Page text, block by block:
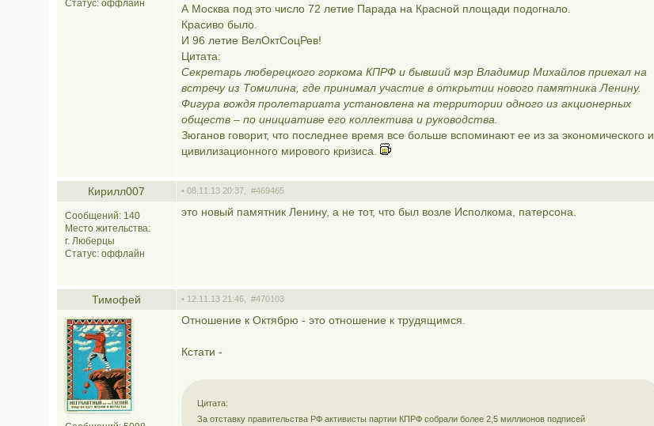
Статус: оффлайн
А Москва под это число 72 летие Парада на Красной площади подогнало.
Красиво было.
И 96 летие ВелОктСоцРев!
Цитата:
Секретарь люберецкого горкома КПРФ и бывший мэр Владимир Михайлов приехал на
встречу из Томилина, где принимал участие в открытии нового памятника Ленину.
Фигура вождя пролетариата установлена на территории одного из акционерных
обществ – по инициативе его коллектива и руководства.
Зюганов говорит, что последнее время все больше вспоминают ее из за экономического и
цивилизационного мирового кризиса.
Кирилл007 • 08.11.13 20:37, #469465
Сообщений: 140
Место жительства:
г. Люберцы
Статус: оффлайн
это новый памятник Ленину, а не тот, что был возле Исполкома, патерсона.
Тимофей • 12.11.13 21:46, #470103
Отношение к Октябрю - это отношение к трудящимся.
Кстати -
Цитата:
За отставку правительства РФ активисты партии КПРФ собрали более 2,5 миллионов подписей